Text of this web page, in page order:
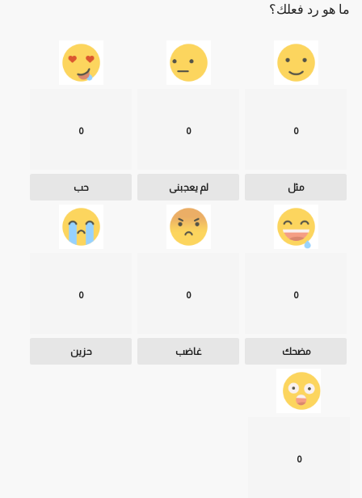
ما هو رد فعلك؟
0
مثل
0
لم يعجبنى
0
حب
0
مضحك
0
غاضب
0
حزين
0